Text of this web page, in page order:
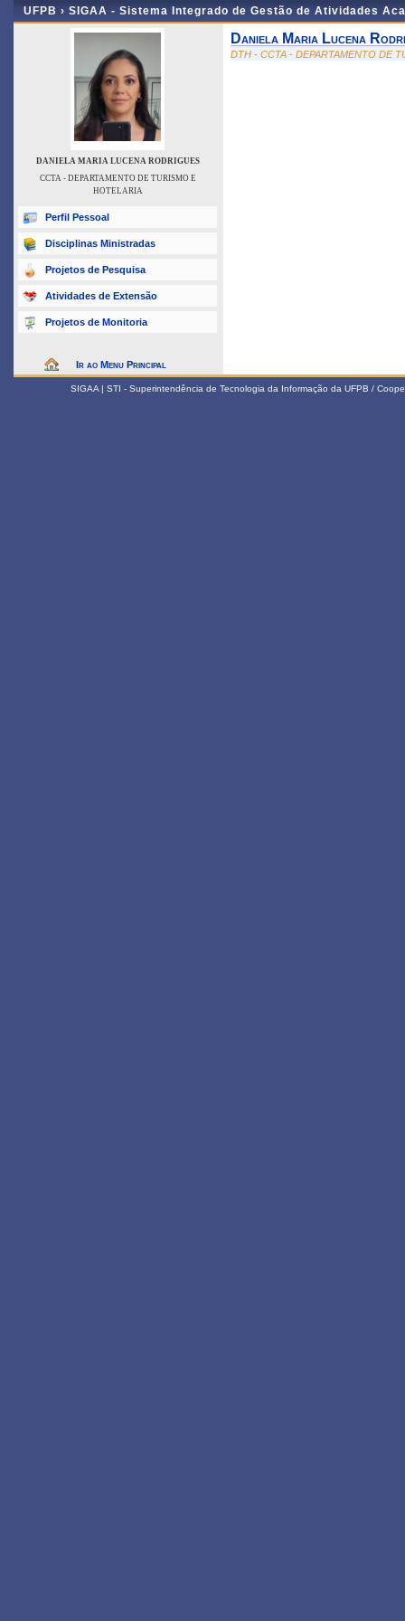
UFPB › SIGAA - Sistema Integrado de Gestão de Atividades
DANIELA MARIA LUCENA RODRIGUES
CCTA - DEPARTAMENTO DE TURISMO E
HOTELARIA
Perfil Pessoal
Disciplinas Ministradas
Projetos de Pesquisa
Atividades de Extensão
Projetos de Monitoria
Ir ao Menu Principal
Daniela Maria Lucena
DTH - CCTA - DEPARTAMENTO DE
SIGAA | STI - Superintendência de Tecnologia da Informação da UFPB /